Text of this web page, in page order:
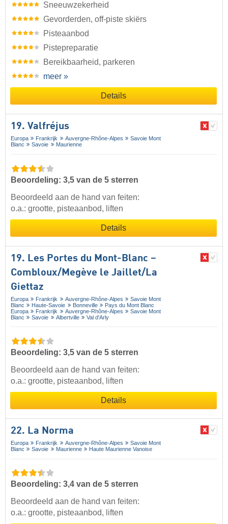
Sneeuwzekerheid
Gevorderden, off-piste skiërs
Pisteaanbod
Pistepreparatie
Bereikbaarheid, parkeren
meer »
Details
19. Valfréjus
Europa Frankrijk Auvergne-Rhône-Alpes
Savoie Mont
Blanc
Savoie Maurienne
Beoordeling: 3,5 van de 5 sterren
Beoordeeld aan de hand van feiten:
o.a.: grootte, pisteaanbod, liften
Details
19. Les Portes du Mont-Blanc –
Combloux/​Megève le Jaillet/​La
Giettaz
Europa Frankrijk Auvergne-Rhône-Alpes
Savoie Mont
Blanc
Haute-Savoie Bonneville
Pays du Mont Blanc
Europa
Frankrijk Auvergne-Rhône-Alpes
Savoie Mont
Blanc
Savoie Albertville Val d'Arly
Beoordeling: 3,5 van de 5 sterren
Beoordeeld aan de hand van feiten:
o.a.: grootte, pisteaanbod, liften
Details
22. La Norma
Europa Frankrijk Auvergne-Rhône-Alpes
Savoie Mont
Blanc
Savoie Maurienne Haute Maurienne Vanoise
Beoordeling: 3,4 van de 5 sterren
Beoordeeld aan de hand van feiten:
o.a.: grootte, pisteaanbod, liften